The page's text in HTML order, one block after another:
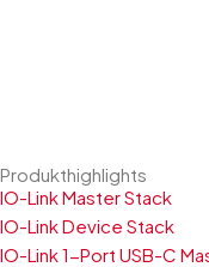
Produkthighlights
IO-Link Master Stack
IO-Link Device Stack
IO-Link 1-Port USB-C